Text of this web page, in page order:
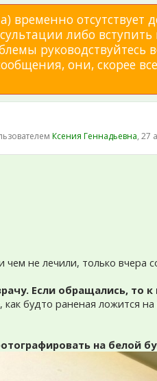
временно
либо
руководствуйтесь
они, скорее
Ксения Геннадьевна,27
чем не лечили, только вчера
Если обращались, то
как будто раненая ложится
на белой